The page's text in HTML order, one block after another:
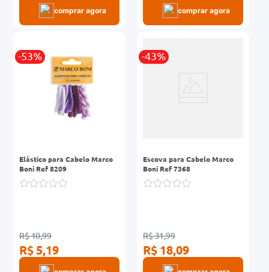
comprar agora comprar agora
-53%
Elástico para Cabelo Marco
Boni Ref 8209
R$ 10,99
R$ 5,19
-43%
Escova para Cabelo Marco
Boni Ref 7368
R$ 31,99
R$ 18,09